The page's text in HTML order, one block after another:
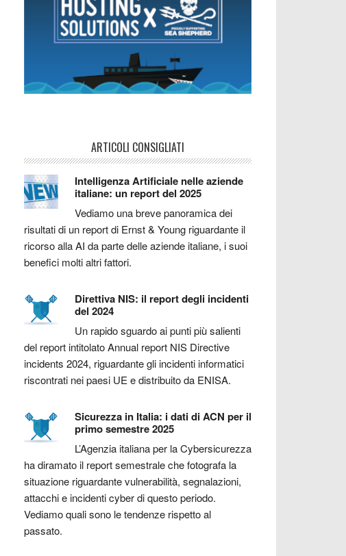
ARTICOLI CONSIGLIATI
Intelligenza Artificiale nelle aziende
italiane: un report del 2025
Vediamo una breve panoramica dei
risultati di un report di Ernst & Young riguardante il
ricorso alla AI da parte delle aziende italiane, i suoi
benefici molti altri fattori.
Direttiva NIS: il report degli incidenti
del 2024
Un rapido sguardo ai punti più salienti
del report intitolato Annual report NIS Directive
incidents 2024, riguardante gli incidenti informatici
riscontrati nei paesi UE e distribuito da ENISA.
Sicurezza in Italia: i dati di ACN per il
primo semestre 2025
L’Agenzia italiana per la Cybersicurezza
ha diramato il report semestrale che fotografa la
situazione riguardante vulnerabilità, segnalazioni,
attacchi e incidenti cyber di questo periodo.
Vediamo quali sono le tendenze rispetto al
passato.